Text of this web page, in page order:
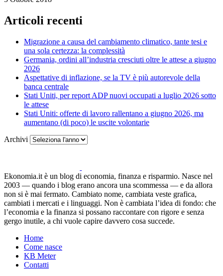
Articoli recenti
Migrazione a causa del cambiamento climatico, tante tesi e
una sola certezza: la complessità
Germania, ordini all’industria cresciuti oltre le attese a giugno
2026
Aspettative di inflazione, se la TV è più autorevole della
banca centrale
Stati Uniti, per report ADP nuovi occupati a luglio 2026 sotto
le attese
Stati Uniti: offerte di lavoro rallentano a giugno 2026, ma
aumentano (di poco) le uscite volontarie
Archivi
Ekonomia.it è un blog di economia, finanza e risparmio. Nasce nel
2003 — quando i blog erano ancora una scommessa — e da allora
non si è mai fermato. Cambiato nome, cambiata veste grafica,
cambiati i mercati e i linguaggi. Non è cambiata l’idea di fondo: che
l’economia e la finanza si possano raccontare con rigore e senza
gergo inutile, a chi vuole capire davvero cosa succede.
Home
Come nasce
KB Meter
Contatti